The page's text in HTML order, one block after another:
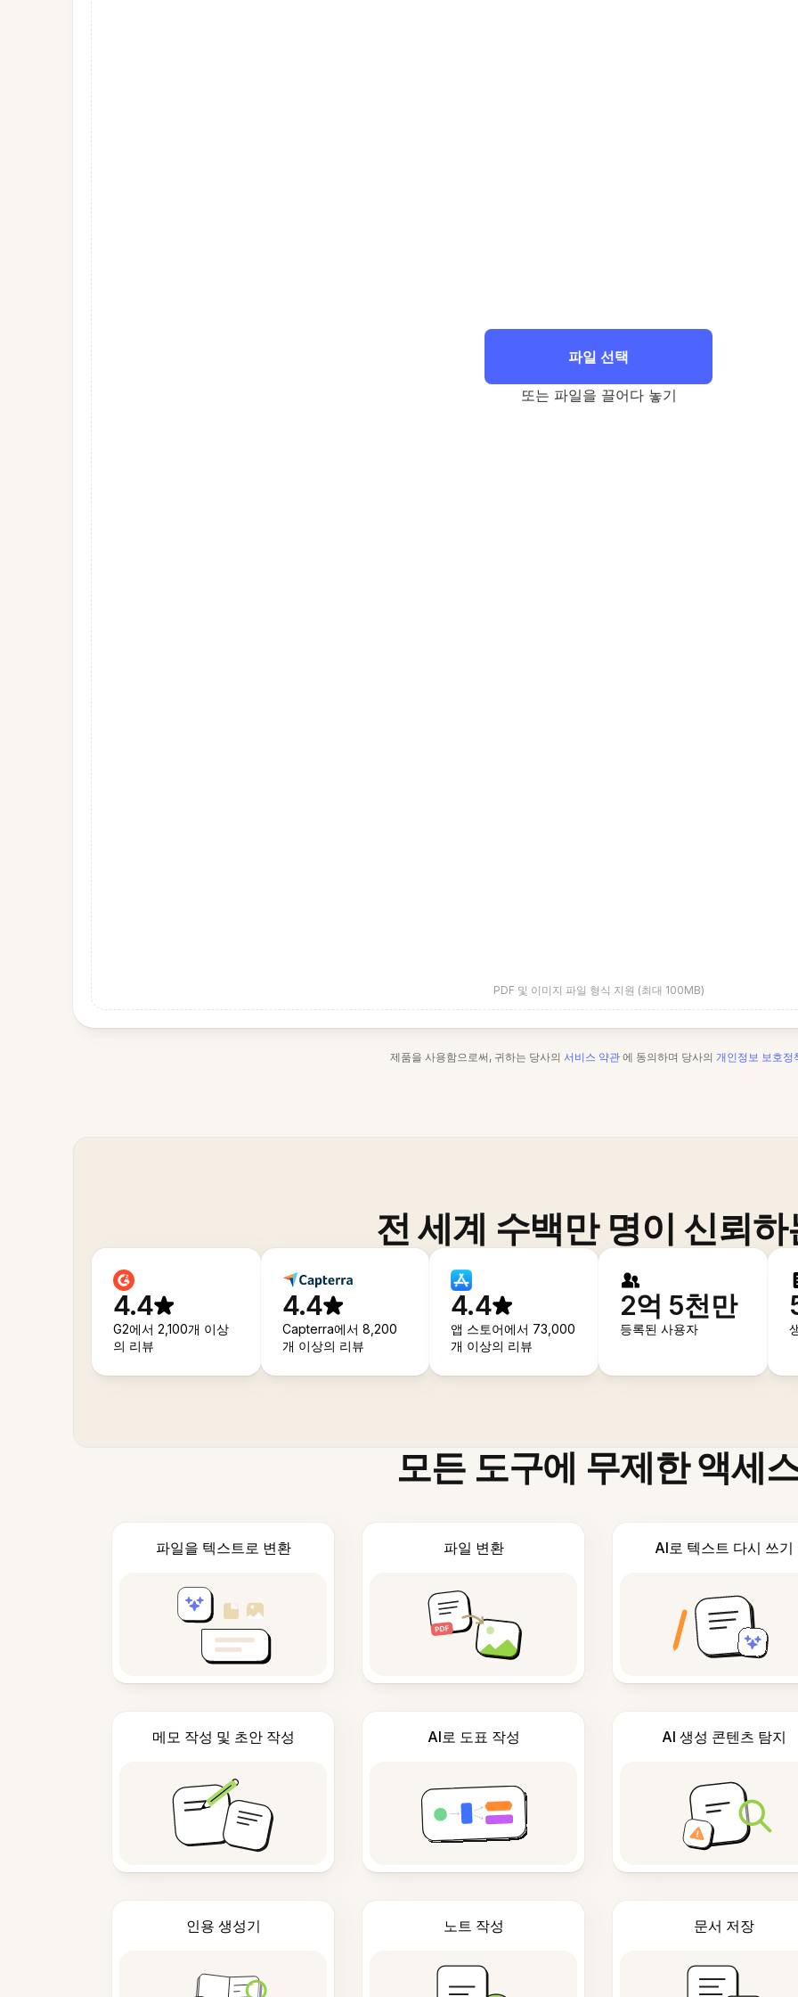
파일 선택
또는 파일을 끌어다 놓기
PDF 및 이미지 파일 형식 지원 (최대 100MB)
제품을 사용함으로써, 귀하는 당사의 서비스 약관 에 동의하며 당사의 개인정보 보호정
전 세계 수백만 명이 신뢰하
4.4
G2에서 2,100개 이상
의 리뷰
4.4
Capterra에서 8,200
개 이상의 리뷰
4.4
앱 스토어에서 73,000
개 이상의 리뷰
2억 5천만
등록된 사용자
모든 도구에 무제한 액세
파일을 텍스트로 변환 파일 변환 AI로 텍스트 다시 쓰기
메모 작성 및 초안 작성 AI로 도표 작성 AI 생성 콘텐츠 탐지
인용 생성기 노트 작성 문서 저장